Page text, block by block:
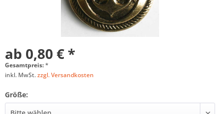
ab 0,80 € *
Gesamtpreis:*
inkl. MwSt.zzgl. Versandkosten
Größe: